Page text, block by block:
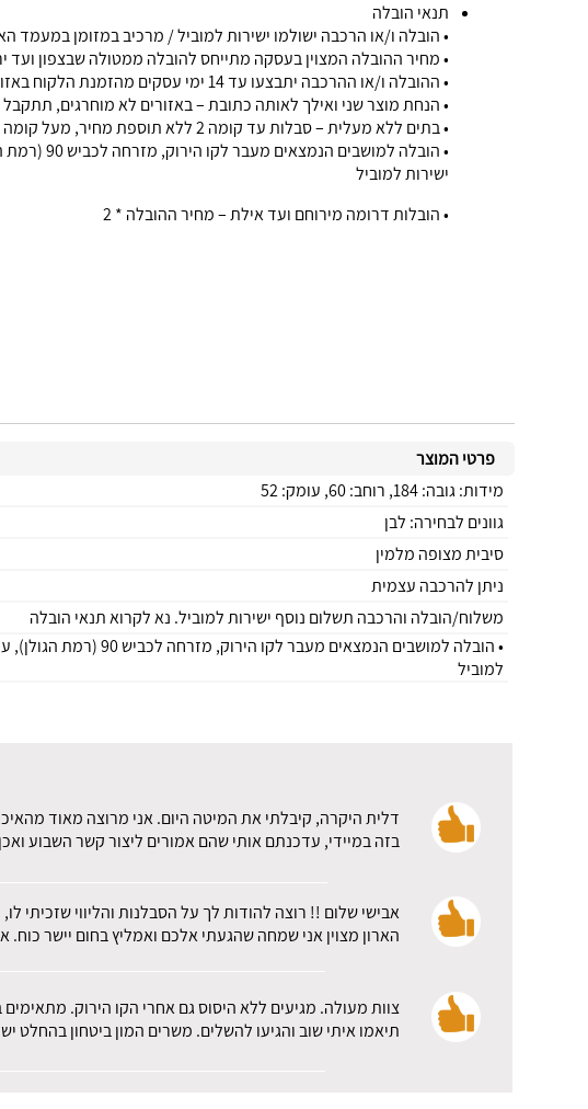
תנאי הובלה
• הובלה ו/או הרכבה ישולמו ישירות למוביל / מרכיב במזומן
• מחיר ההובלה המצוין בעסקה מתייחס להובלה ממטולה שבצפון ועד ירוחם שבדרום (הובלות
• ההובלה ו/או ההרכבה יתבצעו עד 14 ימי עסקים מהזמנת הלקוח באזורים חדרה-גדרה, מעבר לאזורים אלו יתכן עיכוב של עד 10 ימי עסקים נוספים
• הנחת מוצר שני ואילך לאותה כתובת – באזורים לא מוחרגים, תתקבל 50 ₪ הנחה על מחיר ההובלה של המוצר השני ואילך לאותה הכתובת
• בתים ללא מעלית – סבלות עד קומה 2 ללא תוספת מחיר, מעל קומה 2 (ללא מעלית) תוספת 50 ₪ עבור כל דגם וכל קומה (או חלק ממנה), ישולם ישירות לסבל
ישירות למוביל
• הובלות דרומה מירוחם ועד אילת – מחיר ההובלה * 2
פרטי המוצר
מידות: גובה: 184, רוחב: 60, עומק: 52
גוונים לבחירה: לבן
סיבית מצופה מלמין
ניתן להרכבה עצמית
משלוח/הובלה והרכבה תשלום נוסף ישירות למוביל. נא לקרוא תנאי הובלה
למוביל
דלית היקרה, קיבלתי את המיטה היום. אני מרוצה מאוד
בזה במיידי, עדכנתם אותי שהם אמורים ליצור קשר השבוע
אבישי שלום !! רוצה להודות לך על הסבלנות והליווי
הארון מצוין אני שמחה שהגעתי אלכם ואמליץ בחום יישר כוח.
צוות מעולה. מגיעים ללא היסוס גם אחרי הקו הירוק.
תיאמו איתי שוב והגיעו להשלים. משרים המון ביטחון